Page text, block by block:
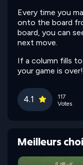
Every time you
onto the board
board, you can
next move.
If a column fills
your game is over!
4.1
117
Votes
Meilleurs